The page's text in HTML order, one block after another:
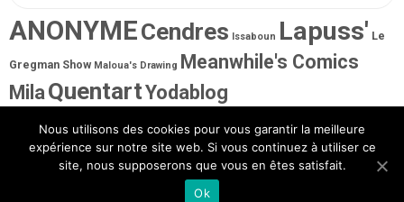
ANONYMECendres Issaboun Lapuss' Le
Gregman Show Maloua's Drawing
Meanwhile's Comics
MilaQuentartYodablog
Nous utilisons des cookies pour vous garantir la meilleure
expérience sur notre site web. Si vous continuez à utiliser ce
site, nous supposerons que vous en êtes satisfait.
Ok